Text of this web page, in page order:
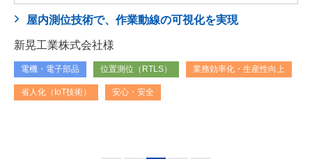
屋内測位技術で、作業動線の可視化を実現
新晃工業株式会社様
電機・電子部品 位置測位（RTLS） 業務効率化・生産性向上
省人化（IoT技術） 安心・安全